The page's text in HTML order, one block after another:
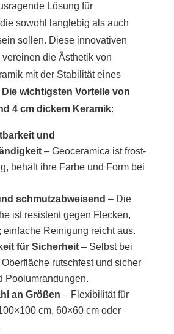
Lösung für
sowohl langlebig als auch
sollen. Diese innovativen
die Ästhetik von
mit der Stabilität eines
Die wichtigsten Vorteile von
4 cm dickem Keramik:
und
– Geoceramica ist frost-
behält ihre Farbe und Form bei
schmutzabweisend – Die
ist resistent gegen Flecken,
einfache Reinigung reicht aus.
für Sicherheit– Selbst bei
rutschfest und sicher
Poolumrandungen.
an Größen – Flexibilität für
cm, 60×60 cm oder